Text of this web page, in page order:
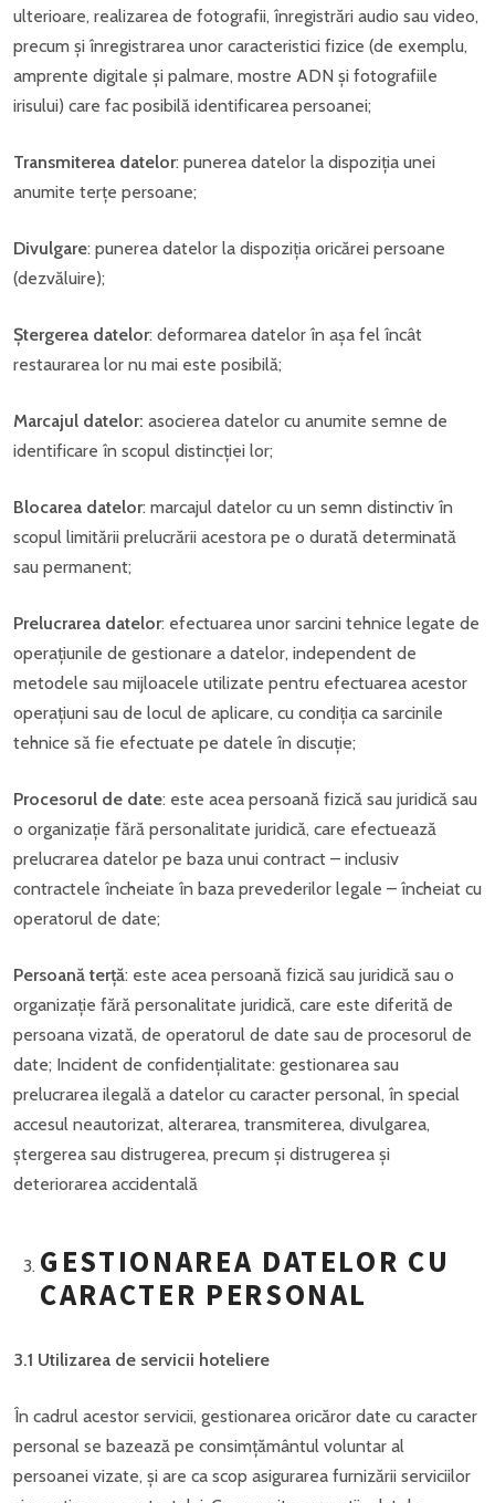
ulterioare, realizarea de fotografii, înregistrări audio sau video,
precum și înregistrarea unor caracteristici fizice (de exemplu,
amprente digitale și palmare, mostre ADN și fotografiile
irisului) care fac posibilă identificarea persoanei;
Transmiterea datelor: punerea datelor la dispoziția unei
anumite terțe persoane;
Divulgare: punerea datelor la dispoziția oricărei persoane
(dezvăluire);
Ștergerea datelor: deformarea datelor în așa fel încât
restaurarea lor nu mai este posibilă;
Marcajul datelor: asocierea datelor cu anumite semne de
identificare în scopul distincției lor;
Blocarea datelor: marcajul datelor cu un semn distinctiv în
scopul limitării prelucrării acestora pe o durată determinată
sau permanent;
Prelucrarea datelor: efectuarea unor sarcini tehnice legate de
operațiunile de gestionare a datelor, independent de
metodele sau mijloacele utilizate pentru efectuarea acestor
operațiuni sau de locul de aplicare, cu condiția ca sarcinile
tehnice să fie efectuate pe datele în discuție;
Procesorul de date: este acea persoană fizică sau juridică sau
o organizație fără personalitate juridică, care efectuează
prelucrarea datelor pe baza unui contract – inclusiv
contractele încheiate în baza prevederilor legale – încheiat cu
operatorul de date;
Persoană terță: este acea persoană fizică sau juridică sau o
organizație fără personalitate juridică, care este diferită de
persoana vizată, de operatorul de date sau de procesorul de
date; Incident de confidențialitate: gestionarea sau
prelucrarea ilegală a datelor cu caracter personal, în special
accesul neautorizat, alterarea, transmiterea, divulgarea,
ștergerea sau distrugerea, precum și distrugerea și
deteriorarea accidentală
GESTIONAREA DATELOR CU
CARACTER PERSONAL
3.1 Utilizarea de servicii hoteliere
În cadrul acestor servicii, gestionarea oricăror date cu caracter
personal se bazează pe consimțământul voluntar al
persoanei vizate, și are ca scop asigurarea furnizării serviciilor